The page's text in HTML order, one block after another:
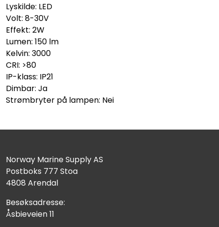
Lyskilde: LED
Volt: 8-30V
Effekt: 2W
Lumen: 150 lm
Kelvin: 3000
CRI: >80
IP-klass: IP21
Dimbar: Ja
Strømbryter på lampen: Nei
Norway Marine Supply AS
Postboks 777 Stoa
4808 Arendal
Besøksadresse:
Åsbieveien 11